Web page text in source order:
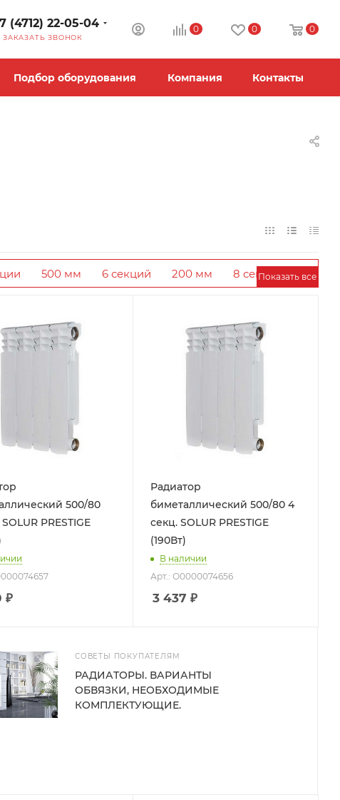
(4712) 22-05-04
ЗАКАЗАТЬ ЗВОНОК
0 0 0
Подбор оборудования Компания Контакты
500 мм 6 секций 200 мм
8 секцийПоказать все
500/80
PRESTIGE
₽
Радиатор
биметаллический 500/80 4
секц. SOLUR PRESTIGE
(190Вт)
В наличии
Арт.: О0000074656
3 437 ₽
СОВЕТЫ ПОКУПАТЕЛЯМ
РАДИАТОРЫ. ВАРИАНТЫ
ОБВЯЗКИ, НЕОБХОДИМЫЕ
КОМПЛЕКТУЮЩИЕ.